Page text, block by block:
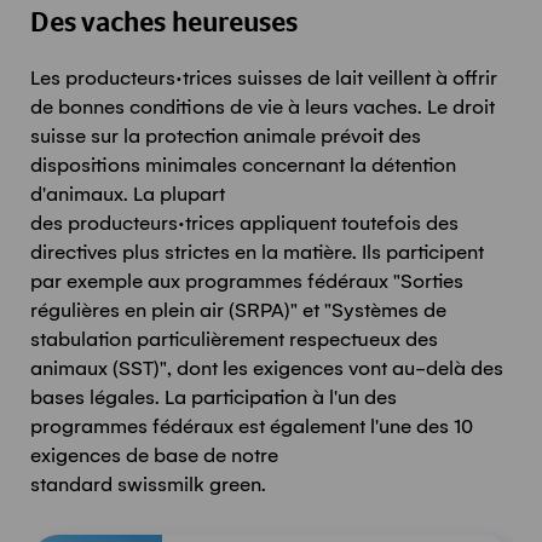
Des vaches heureuses
Les producteurs·trices suisses de lait veillent à offrir
de bonnes conditions de vie à leurs vaches. Le droit
suisse sur la protection animale prévoit des
dispositions minimales concernant la détention
d'animaux. La plupart
des producteurs·trices appliquent toutefois des
directives plus strictes en la matière. Ils participent
par exemple aux programmes fédéraux "Sorties
régulières en plein air (SRPA)" et "Systèmes de
stabulation particulièrement respectueux des
animaux (SST)", dont les exigences vont au-delà des
bases légales. La participation à l'un des
programmes fédéraux est également l'une des 10
exigences de base de notre
standard swissmilk green.